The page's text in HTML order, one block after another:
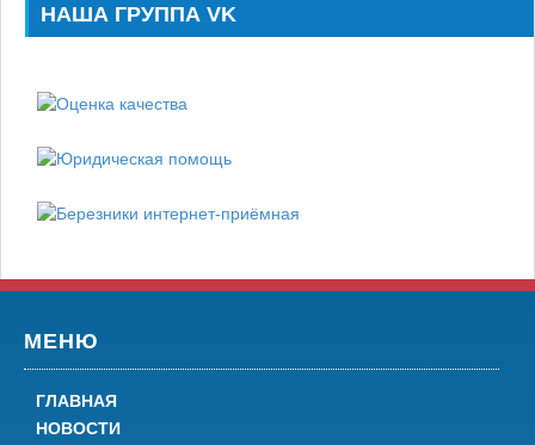
НАША ГРУППА VK
МЕНЮ
ГЛАВНАЯ
НОВОСТИ